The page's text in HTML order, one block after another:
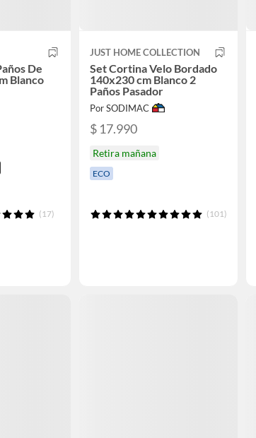
De
Blanco
(17)
JUST HOME COLLECTION
Set Cortina Velo Bordado
140x230 cm Blanco 2
Paños Pasador
Por SODIMAC
$ 17.990
Retira mañana
ECO
(101)